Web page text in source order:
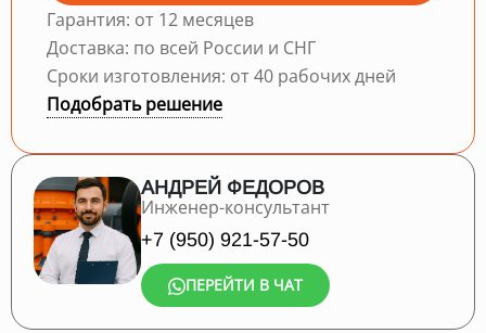
Гарантия: от 12 месяцев
Доставка: по всей России и СНГ
Сроки изготовления: от 40 рабочих дней
Подобрать решение
АНДРЕЙ ФЕДОРОВ
Инженер-консультант
+7 (950) 921-57-50
ПЕРЕЙТИ В ЧАТ